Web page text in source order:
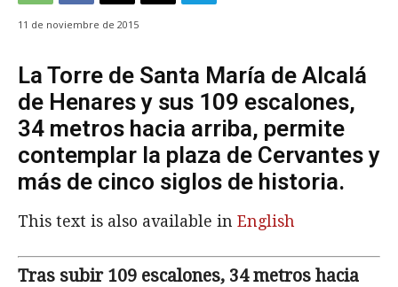
11 de noviembre de 2015
La Torre de Santa María de Alcalá
de Henares y sus 109 escalones,
34 metros hacia arriba, permite
contemplar la plaza de Cervantes y
más de cinco siglos de historia.
This text is also available in English
Tras subir 109 escalones, 34 metros hacia